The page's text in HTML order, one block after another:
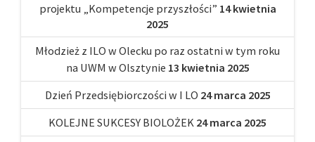
projektu „Kompetencje przyszłości” 14 kwietnia
2025
Młodzież z ILO w Olecku po raz ostatni w tym roku
na UWM w Olsztynie 13 kwietnia 2025
Dzień Przedsiębiorczości w I LO 24 marca 2025
KOLEJNE SUKCESY BIOLOŻEK 24 marca 2025